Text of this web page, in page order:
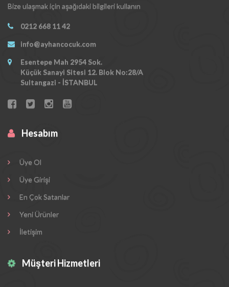
Bize ulaşmak için aşağıdaki bilgileri kullanın
0212 668 11 42
info@ayhancocuk.com
Esentepe Mah 2954 Sok.
Küçük Sanayi Sitesi 12. Blok No:28/A
Sultangazi - İSTANBUL
Hesabım
Üye Ol
Üye Girişi
En Çok Satanlar
Yeni Ürünler
İletişim
Müşteri Hizmetleri